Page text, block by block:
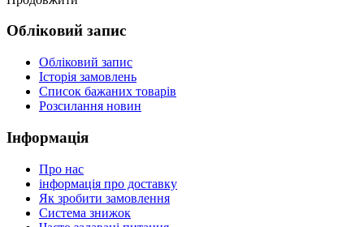
Обліковий запис
Обліковий запис
Історія замовлень
Список бажаних товарів
Розсилання новин
Інформація
Про нас
інформація про доставку
Як зробити замовлення
Система знижок